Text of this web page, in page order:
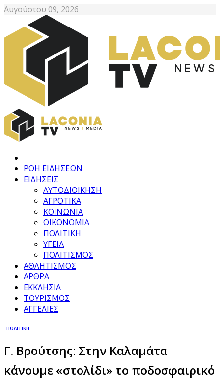
Αυγούστου 09, 2026
ΡΟΗ ΕΙΔΗΣΕΩΝ
ΕΙΔΗΣΕΙΣ
ΑΥΤΟΔΙΟΙΚΗΣΗ
ΑΓΡΟΤΙΚΑ
ΚΟΙΝΩΝΙΑ
ΟΙΚΟΝΟΜΙΑ
ΠΟΛΙΤΙΚΗ
ΥΓΕΙΑ
ΠΟΛΙΤΙΣΜΟΣ
ΑΘΛΗΤΙΣΜΟΣ
ΑΡΘΡΑ
ΕΚΚΛΗΣΙΑ
ΤΟΥΡΙΣΜΟΣ
ΑΓΓΕΛΙΕΣ
ΠΟΛΙΤΙΚΗ
Γ. Βρούτσης: Στην Καλαμάτα
κάνουμε «στολίδι» το ποδοσφαιρικό